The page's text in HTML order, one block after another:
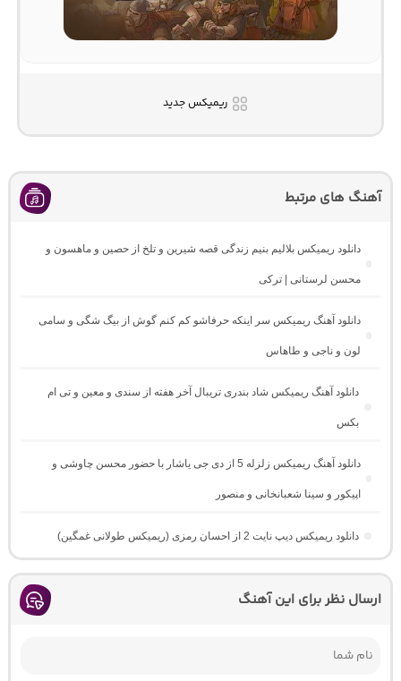
ریمیکس جدید
آهنگ های مرتبط
دانلود ریمیکس بلالیم بنیم زندگی قصه شیرین و تلخ از حصین و ماهسون و
محسن لرستانی | ترکی
دانلود آهنگ ریمیکس سر اینکه حرفاشو کم کنم گوش از بیگ شگی و سامی
لون و ناجی و طاهاس
دانلود آهنگ ریمیکس شاد بندری تریبال آخر هفته از سندی و معین و تی ام
بکس
دانلود آهنگ ریمیکس زلزله 5 از دی جی یاشار با حضور محسن چاوشی و
اپیکور و سینا شعبانخانی و منصور
دانلود ریمیکس دیپ نایت 2 از احسان رمزی (ریمیکس طولانی غمگین)
ارسال نظر برای این آهنگ